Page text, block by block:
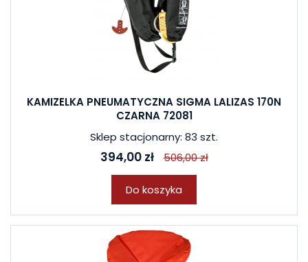
KAMIZELKA PNEUMATYCZNA SIGMA LALIZAS 170N
CZARNA 72081
Sklep stacjonarny: 83 szt.
394,00 zł 506,00 zł
Do koszyka